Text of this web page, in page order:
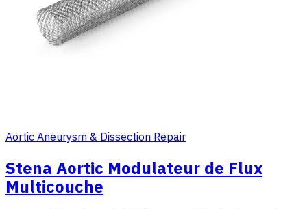
Aortic Aneurysm & Dissection Repair
Stena Aortic Modulateur de Flux
Multicouche